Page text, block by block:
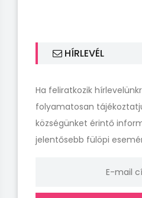
HÍRLEVÉL
Ha feliratkozik
folyamatosan
községünket érintő
jelentősebb fülöpi